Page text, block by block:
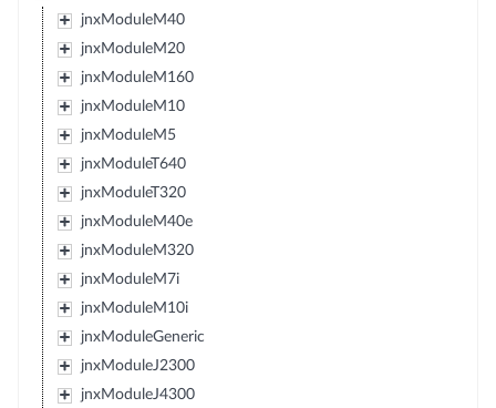
jnxModuleM40
jnxModuleM20
jnxModuleM160
jnxModuleM10
jnxModuleM5
jnxModuleT640
jnxModuleT320
jnxModuleM40e
jnxModuleM320
jnxModuleM7i
jnxModuleM10i
jnxModuleGeneric
jnxModuleJ2300
jnxModuleJ4300